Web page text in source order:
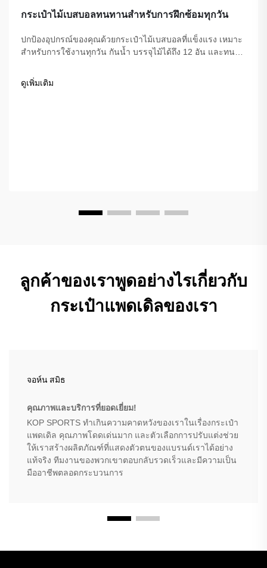
กระเป๋าไม้เบสบอลทนทานสำหรับการฝึกซ้อมทุกวัน
ปกป้องอุปกรณ์ของคุณด้วยกระเป๋าไม้เบสบอลที่แข็งแรง เหมาะ
สำหรับการใช้งานทุกวัน กันน้ำ บรรจุไม้ได้ถึง 12 อัน และทนต่อ
ซ้อม ช้อปเลยวันนี้
ดูเพิ่มเติม
ลูกค้าของเราพูดอย่างไรเกี่ยวกับ
กระเป๋าแพดเดิลของเรา
จอห์น สมิธ
คุณภาพและบริการที่ยอดเยี่ยม!
KOP SPORTS ทำเกินความคาดหวังของเราในเรื่องกระเป๋า
แพดเดิล คุณภาพโดดเด่นมาก และตัวเลือกการปรับแต่งช่วย
ให้เราสร้างผลิตภัณฑ์ที่แสดงตัวตนของแบรนด์เราได้อย่าง
แท้จริง ทีมงานของพวกเขาตอบกลับรวดเร็วและมีความเป็น
มืออาชีพตลอดกระบวนการ